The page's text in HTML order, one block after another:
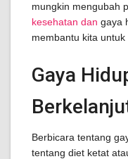
mungkin mengubah
kesehatan dan gaya
membantu kita
Gaya
Berbicara tentang
tentang diet ketat